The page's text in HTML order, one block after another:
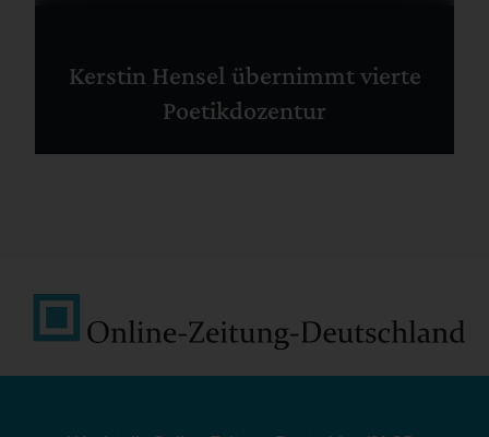
Kerstin Hensel übernimmt vierte
Poetikdozentur